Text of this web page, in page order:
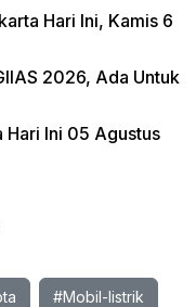
Hari Ini, Kamis 6
2026, Ada Untuk
Hari Ini 05 Agustus
#Mobil-listrik